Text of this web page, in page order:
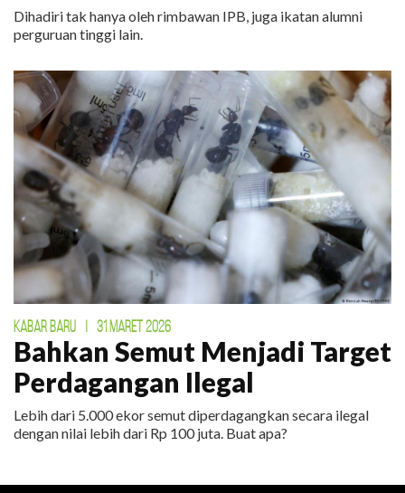
Dihadiri tak hanya oleh rimbawan IPB, juga ikatan alumni
perguruan tinggi lain.
KABAR BARU | 31 MARET 2026
Bahkan Semut Menjadi Target
Perdagangan Ilegal
Lebih dari 5.000 ekor semut diperdagangkan secara ilegal
dengan nilai lebih dari Rp 100 juta. Buat apa?